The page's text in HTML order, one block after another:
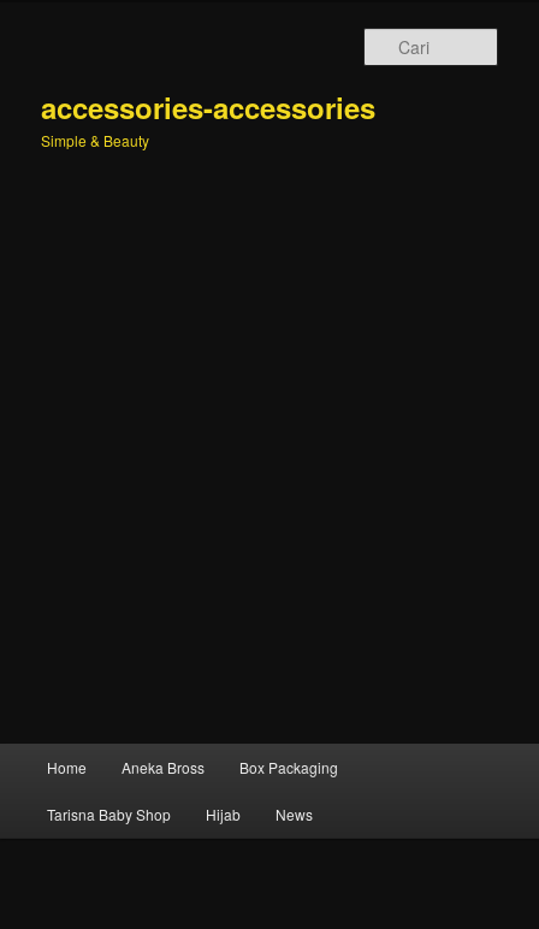
accessories-accessories
Simple & Beauty
Langsung
ke
Home Aneka Bross Box Packaging
Tarisna Baby Shop Hijab News